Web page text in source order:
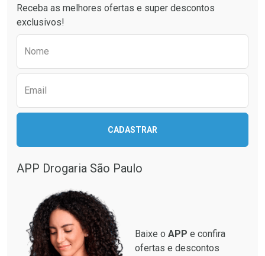
Receba as melhores ofertas e super descontos
exclusivos!
Nome
Email
CADASTRAR
APP Drogaria São Paulo
Baixe o APP e confira
ofertas e descontos